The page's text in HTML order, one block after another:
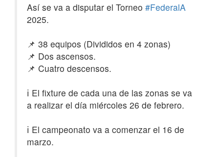
Así se va a disputar el Torneo #FederalA
2025.
📌 38 equipos (Divididos en 4 zonas)
📌 Dos ascensos.
📌 Cuatro descensos.
ℹ️ El fixture de cada una de las zonas se va
a realizar el día miércoles 26 de febrero.
ℹ️ El campeonato va a comenzar el 16 de
marzo.